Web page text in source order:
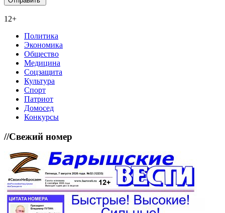
12+
Политика
Экономика
Общество
Медицина
Соцзащита
Культура
Спорт
Патриот
Домосед
Конкурсы
//Свежий номер